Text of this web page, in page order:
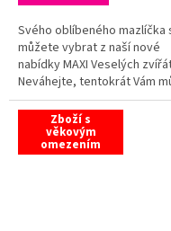
Svého oblíbeného mazlíčka
můžete vybrat z naší nové
nabídky MAXI Veselých
Neváhejte, tentokrát Vám
přinést krásných 5 MILIONŮ!
Zboží s
věkovým
omezením